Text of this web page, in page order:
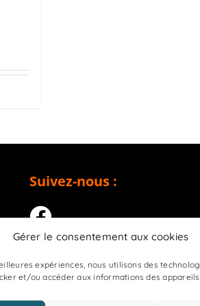
Gérer le consentement aux cookies
expériences, nous utilisons des
et/ou accéder aux informations des
Suivez-nous :